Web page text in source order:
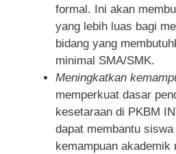
formal. Ini akan
yang lebih luas bagi
bidang yang
minimal SMA/SMK.
Meningkatkan
memperkuat dasar
kesetaraan di PKBM
dapat membantu
kemampuan akademik